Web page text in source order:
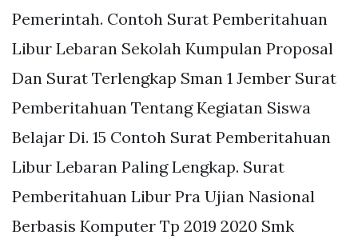
Pemerintah. Contoh Surat Pemberitahuan
Libur Lebaran Sekolah Kumpulan Proposal
Dan Surat Terlengkap Sman 1 Jember Surat
Pemberitahuan Tentang Kegiatan Siswa
Belajar Di. 15 Contoh Surat Pemberitahuan
Libur Lebaran Paling Lengkap. Surat
Pemberitahuan Libur Pra Ujian Nasional
Berbasis Komputer Tp 2019 2020 Smk